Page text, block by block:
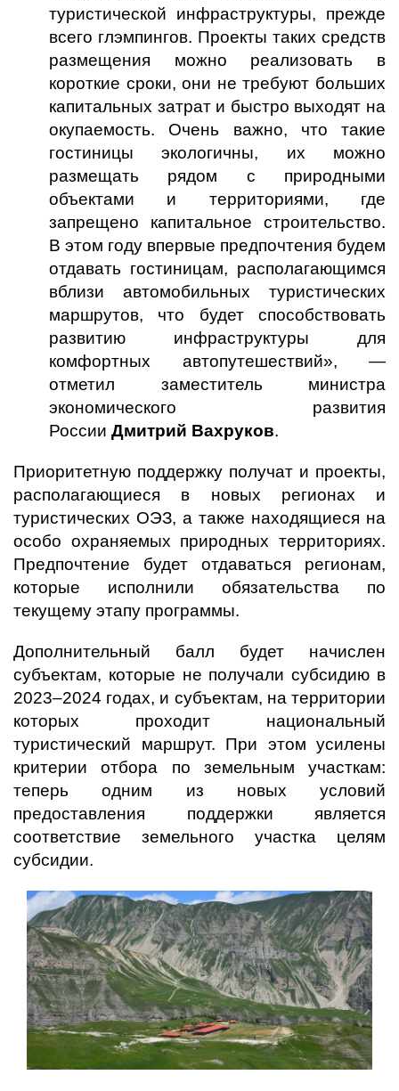
туристической инфраструктуры, прежде
всего глэмпингов. Проекты таких средств
размещения можно реализовать в
короткие сроки, они не требуют больших
капитальных затрат и быстро выходят на
окупаемость. Очень важно, что такие
гостиницы экологичны, их можно
размещать рядом с природными
объектами и территориями, где
запрещено капитальное строительство.
В этом году впервые предпочтения будем
отдавать гостиницам, располагающимся
вблизи автомобильных туристических
маршрутов, что будет способствовать
развитию инфраструктуры для
комфортных автопутешествий», —
отметил заместитель министра
экономического развития
России Дмитрий Вахруков.
Приоритетную поддержку получат и проекты,
располагающиеся в новых регионах и
туристических ОЭЗ, а также находящиеся на
особо охраняемых природных территориях.
Предпочтение будет отдаваться регионам,
которые исполнили обязательства по
текущему этапу программы.
Дополнительный балл будет начислен
субъектам, которые не получали субсидию в
2023–2024 годах, и субъектам, на территории
которых проходит национальный
туристический маршрут. При этом усилены
критерии отбора по земельным участкам:
теперь одним из новых условий
предоставления поддержки является
соответствие земельного участка целям
субсидии.